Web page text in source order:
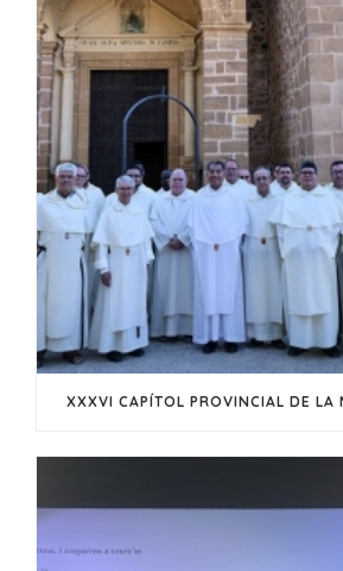
XXXVI CAPÍTOL PROVINCIAL DE LA